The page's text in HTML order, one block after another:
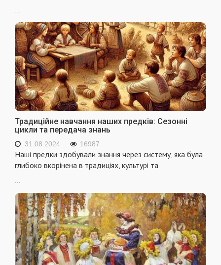
Традиційне навчання наших предків: Сезонні
цикли та передача знань
31.08.2024 16987
Наші предки здобували знання через систему, яка була
глибоко вкорінена в традиціях, культурі та